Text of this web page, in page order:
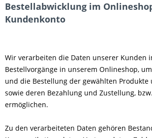
Bestellabwicklung im
Kundenkonto
Wir verarbeiten die Daten unserer Kunden
Bestellvorgänge in unserem Onlineshop,
und die Bestellung der gewählten Produkte
sowie deren Bezahlung und Zustellung,
ermöglichen.
Zu den verarbeiteten Daten gehören